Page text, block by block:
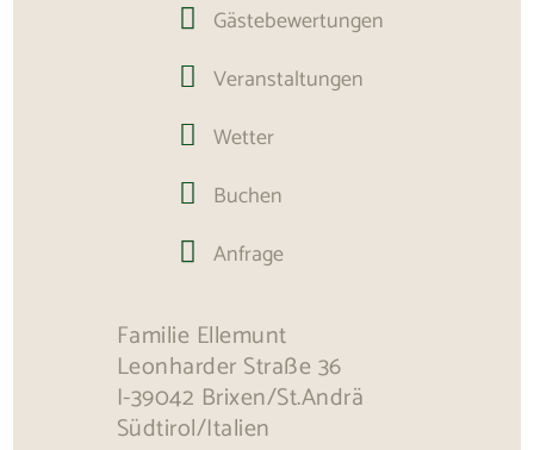
 Gästebewertungen
 Veranstaltungen
 Wetter
 Buchen
 Anfrage
Familie Ellemunt
Leonharder Straße 36
I-39042 Brixen/St.Andrä
Südtirol/Italien